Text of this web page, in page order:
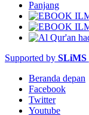
Supported by SLiMS
Beranda depan
Facebook
Twitter
Youtube